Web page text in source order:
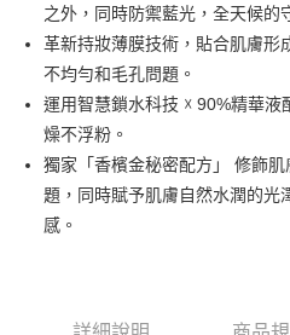
上海商業儲蓄銀行
國泰世華商業銀行
臺灣中小企業銀行
匯豐（台灣）商業銀行
聯邦商業銀行
元大商業銀行
玉山商業銀行
台新國際商業銀行
台灣樂天信用卡公司
Apple Pay
街口支付
ATM付款
運送方式
測試中請勿選取(全家)
每筆NT$9,999
之外，同時防禦藍光，全天候的
革新持妝薄膜技術，貼合肌膚形
不均勻和毛孔問題。
運用智慧鎖水科技 ☓ 90%精華
燥不浮粉。
獨家「香檳金秘密配方」 修飾
題，同時賦予肌膚自然水潤的光
感。